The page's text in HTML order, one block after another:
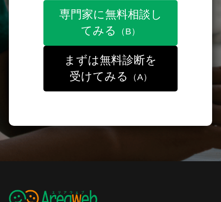
専門家に無料相談し
てみる
（B）
まずは無料診断を
受けてみる
（A）